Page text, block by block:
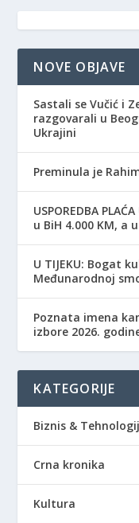
NOVE OBJAVE
Sastali se Vučić i
razgovarali u
Ukrajini
Preminula je
USPOREDBA
u BiH 4.000 KM, a
​U TIJEKU: Bogat
Međunarodnoj
Poznata imena
izbore 2026.
KATEGORIJE
Biznis &
Crna kronika
Kultura